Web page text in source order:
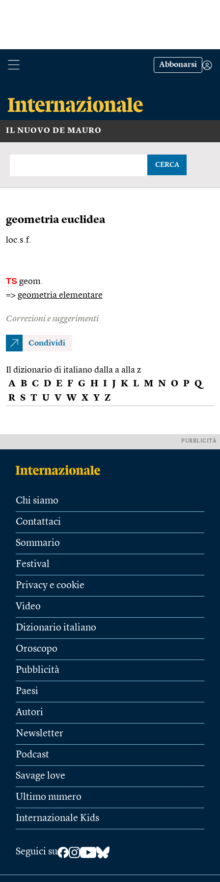
Abbonarsi
IL NUOVO DE MAURO
CERCA
geometria euclidea
loc.s.f.
TS geom.
=> geometria elementare
Correzioni e suggerimenti
Condividi
Il dizionario di italiano dalla a alla z
A B C D E F G H I J K L M N O P Q
R S T U V W X Y Z
PUBBLICITÀ
Chi siamo
Contattaci
Sommario
Festival
Privacy e cookie
Video
Dizionario italiano
Oroscopo
Pubblicità
Paesi
Autori
Newsletter
Podcast
Savage love
Ultimo numero
Internazionale Kids
Seguici su